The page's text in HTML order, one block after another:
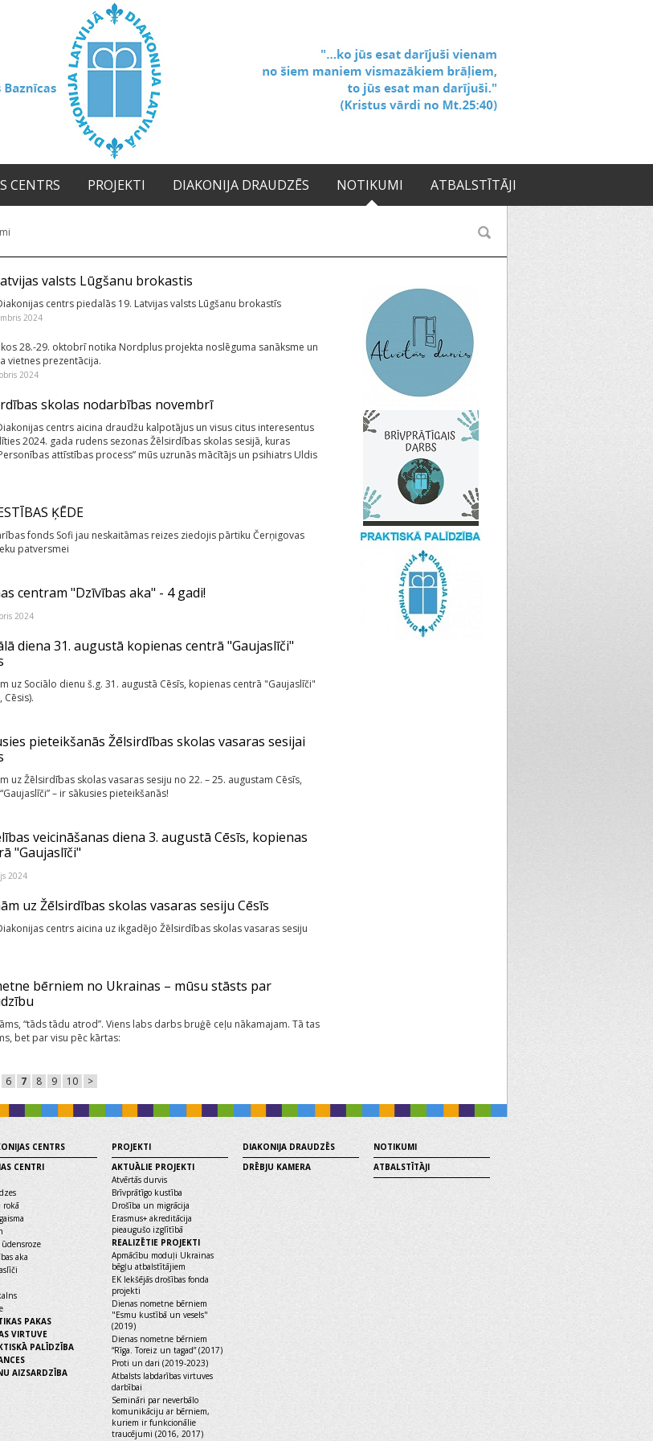
CENTRS PROJEKTI DIAKONIJA DRAUDZĒS NOTIKUMI ATBALSTĪTĀJI
valsts Lūgšanu brokastis
centrs piedalās 19. Latvijas valsts Lūgšanu brokastīs
2024
28.-29. oktobrī notika Nordplus projekta noslēguma sanāksme un
vietnes prezentācija.
2024
skolas nodarbības novembrī
centrs aicina draudžu kalpotājus un visus citus interesentus
2024. gada rudens sezonas Žēlsirdības skolas sesijā, kuras
attīstības process” mūs uzrunās mācītājs un psihiatrs Uldis
ĶĒDE
fonds Sofi jau neskaitāmas reizes ziedojis pārtiku Čerņigovas
patversmei
centram "Dzīvības aka" - 4 gadi!
2024
diena 31. augustā kopienas centrā "Gaujaslīči"
uz Sociālo dienu š.g. 31. augustā Cēsīs, kopienas centrā "Gaujaslīči"
Cēsis).
pieteikšanās Žēlsirdības skolas vasaras sesijai
uz Žēlsirdības skolas vasaras sesiju no 22. – 25. augustam Cēsīs,
– ir sākusies pieteikšanās!
veicināšanas diena 3. augustā Cēsīs, kopienas
"Gaujaslīči"
2024
uz Žēlsirdības skolas vasaras sesiju Cēsīs
centrs aicina uz ikgadējo Žēlsirdības skolas vasaras sesiju
bērniem no Ukrainas – mūsu stāsts par
“tāds tādu atrod”. Viens labs darbs bruģē ceļu nākamajam. Tā tas
bet par visu pēc kārtas:
6 7 8 9 10 >
CENTRS
CENTRI
rokā
ūdensroze
aka
PAKAS
VIRTUVE
PALĪDZĪBA
AIZSARDZĪBA
PROJEKTI
AKTUĀLIE PROJEKTI
Atvērtās durvis
Brīvprātīgo kustība
Drošība un migrācija
Erasmus+ akreditācija
pieaugušo izglītībā
REALIZĒTIE PROJEKTI
Apmācību moduļi Ukrainas
bēgļu atbalstītājiem
EK Iekšējās drošības fonda
projekti
Dienas nometne bērniem
"Esmu kustībā un vesels"
(2019)
Dienas nometne bērniem
“Rīga. Toreiz un tagad” (2017)
Proti un dari (2019-2023)
Atbalsts labdarības virtuves
darbībai
Semināri par neverbālo
komunikāciju ar bērniem,
kuriem ir funkcionālie
traucējumi (2016, 2017)
DIAKONIJA DRAUDZĒS
DRĒBJU KAMERA
NOTIKUMI
ATBALSTĪTĀJI